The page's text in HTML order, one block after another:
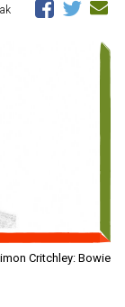
Critchley: Bowie